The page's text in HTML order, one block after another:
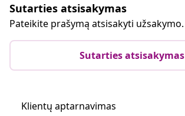
Sutarties atsisakymas
Pateikite prašymą atsisakyti užsakymo.
Sutarties atsisakymas
Klientų aptarnavimas